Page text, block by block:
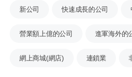
新公司 快速成長的公司
營業額上億的公司 進軍海外的
網上商城(網店) 連鎖業